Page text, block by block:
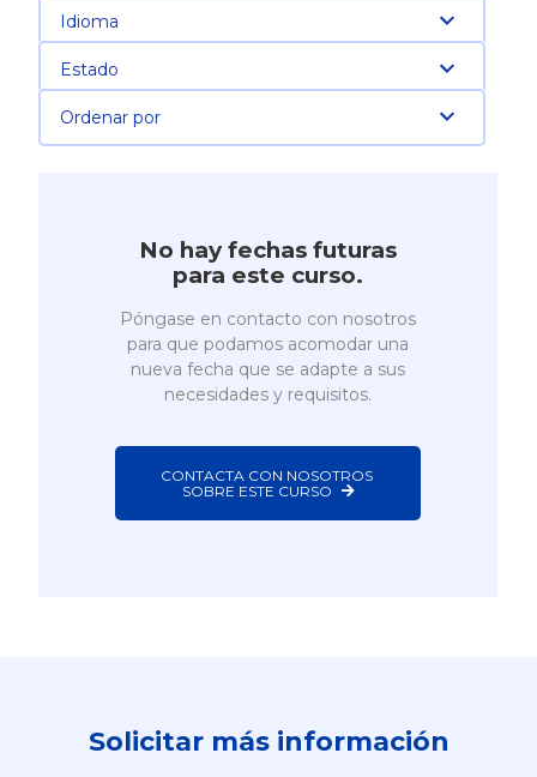
Idioma
Estado
Ordenar por
No hay fechas futuras
para este curso.
Póngase en contacto con nosotros
para que podamos acomodar una
nueva fecha que se adapte a sus
necesidades y requisitos.
CONTACTA CON NOSOTROS
SOBRE ESTE CURSO
Solicitar más información